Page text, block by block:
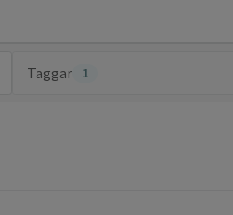
Taggar 1